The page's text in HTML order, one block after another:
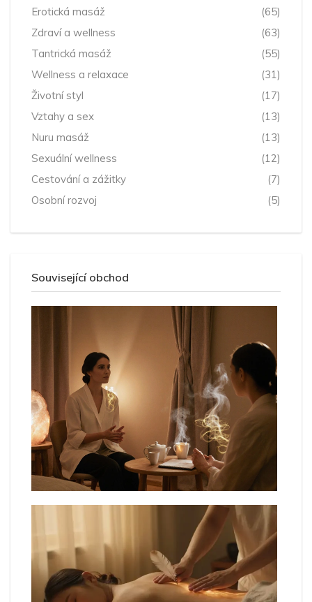
Erotická masáž
(65)
Zdraví a wellness
(63)
Tantrická masáž
(55)
Wellness a relaxace
(31)
Životní styl
(17)
Vztahy a sex
(13)
Nuru masáž
(13)
Sexuální wellness
(12)
Cestování a zážitky
(7)
Osobní rozvoj
(5)
Související obchod